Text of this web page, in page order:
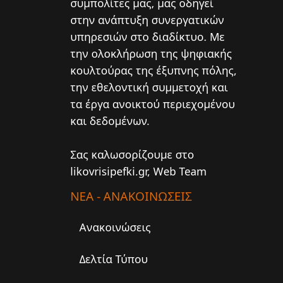
συμπολίτες μας, μας οδηγεί
στην ανάπτυξη συνεργατικών
υπηρεσιών στο διαδίκτυο. Mε
την ολοκλήρωση της ψηφιακής
κουλτούρας της έξυπνης πόλης,
την εθελοντική συμμετοχή και
τα έργα ανοικτού περιεχομένου
και δεδομένων.
Σας καλωσορίζουμε στο
likovrisipefki.gr, Web Team
ΝΕΑ - ΑΝΑΚΟΙΝΩΣΕΙΣ
Ανακοινώσεις
Δελτία Τύπου